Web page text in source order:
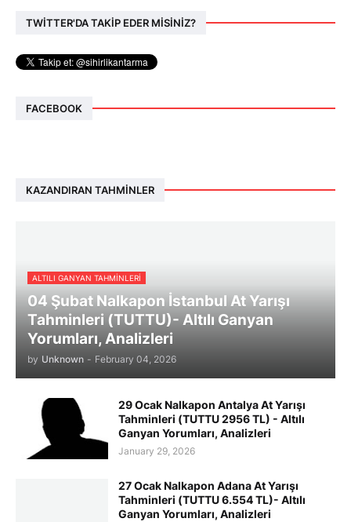
TWİTTER'DA TAKİP EDER MİSİNİZ?
FACEBOOK
KAZANDIRAN TAHMINLER
ALTILI GANYAN TAHMINLERI
04 Şubat Nalkapon İstanbul At Yarışı
Tahminleri (TUTTU)- Altılı Ganyan
Yorumları, Analizleri
by Unknown - February 04, 2026
29 Ocak Nalkapon Antalya At Yarışı
Tahminleri (TUTTU 2956 TL) - Altılı
Ganyan Yorumları, Analizleri
January 29, 2026
27 Ocak Nalkapon Adana At Yarışı
Tahminleri (TUTTU 6.554 TL)- Altılı
Ganyan Yorumları, Analizleri